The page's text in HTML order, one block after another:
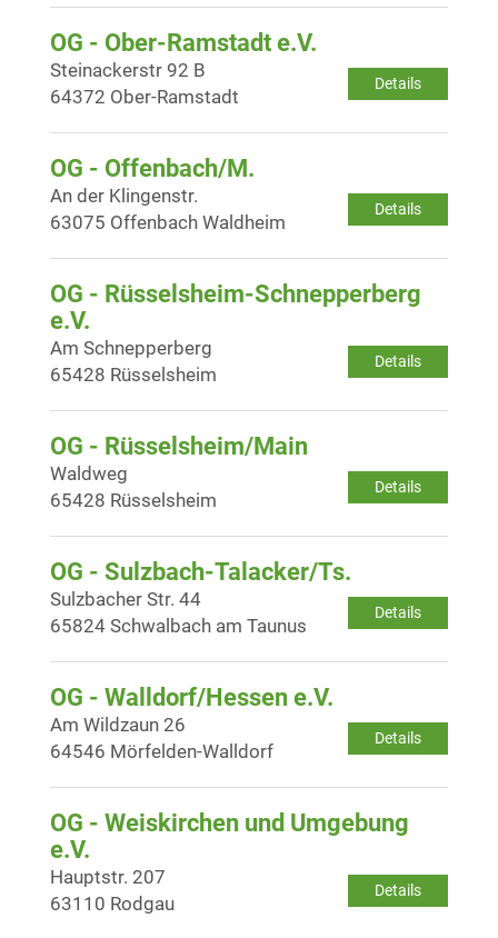
OG - Ober-Ramstadt e.V.
Details
Steinackerstr 92 B
64372 Ober-Ramstadt
OG - Offenbach/M.
Details
An der Klingenstr.
63075 Offenbach Waldheim
OG - Rüsselsheim-Schnepperberg
e.V.
Details
Am Schnepperberg
65428 Rüsselsheim
OG - Rüsselsheim/Main
Details
Waldweg
65428 Rüsselsheim
OG - Sulzbach-Talacker/Ts.
Details
Sulzbacher Str. 44
65824 Schwalbach am Taunus
OG - Walldorf/Hessen e.V.
Details
Am Wildzaun 26
64546 Mörfelden-Walldorf
OG - Weiskirchen und Umgebung
e.V.
Details
Hauptstr. 207
63110 Rodgau